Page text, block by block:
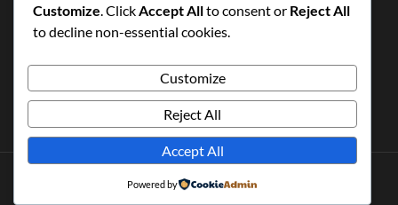
STOCKFLETHS BARISTAKLUBB
Customize . Click Accept Allto consent or Reject All
to decline non-essential cookies.
Customize
Reject All
Accept All
Powered by